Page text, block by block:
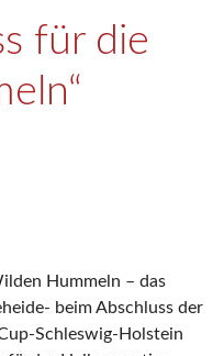
für die
Hummeln – das
beim Abschluss der
Schleswig-Holstein